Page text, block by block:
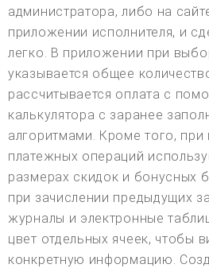
администратора, либо на
приложении исполнителя, и
легко. В приложении при
указывается общее
рассчитывается оплата с
калькулятора с заранее
алгоритмами. Кроме того, при
платежных операций
размерах скидок и бонусных
при зачислении предыдущих
журналы и электронные
цвет отдельных ячеек, чтобы
конкретную информацию.